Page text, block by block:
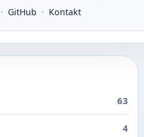
63
4
· GitHub · Kontakt